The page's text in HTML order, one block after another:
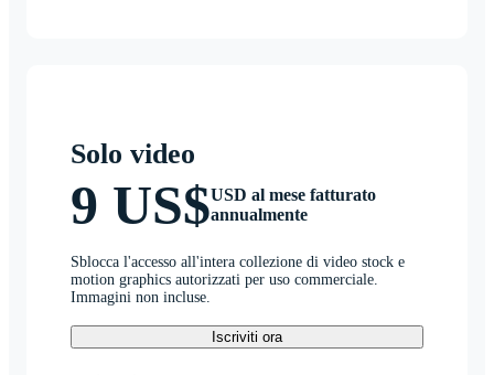
Solo video
9 US$USD al mese fatturato
annualmente
Sblocca l'accesso all'intera collezione di video stock e
motion graphics autorizzati per uso commerciale.
Immagini non incluse.
Iscriviti ora